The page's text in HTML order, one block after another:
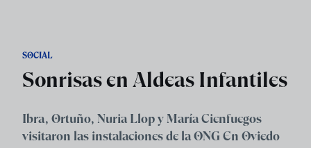
SOCIAL
Sonrisas en Aldeas Infantiles
Ibra, Ortuño, Nuria Llop y María Cienfuegos
visitaron las instalaciones de la ONG En Oviedo